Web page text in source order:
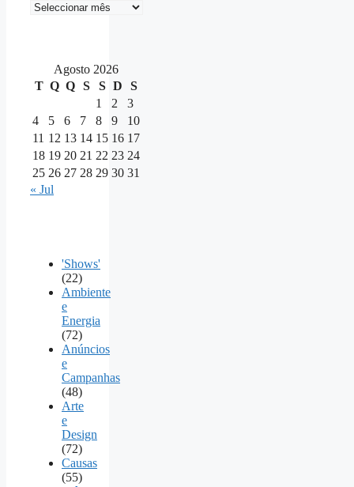
Agosto 2026
T Q Q S S D
S
1
2
3
4
5 6 7 8 9
10
11 12 13 14 15 16 17
18 19 20 21 22 23 24
25 26 27 28 29 30 31
« Jul
'Shows'
(22)
Ambiente
e
Energia
(72)
Anúncios
e
Campanhas
(48)
Arte
e
Design
(72)
Causas
(55)